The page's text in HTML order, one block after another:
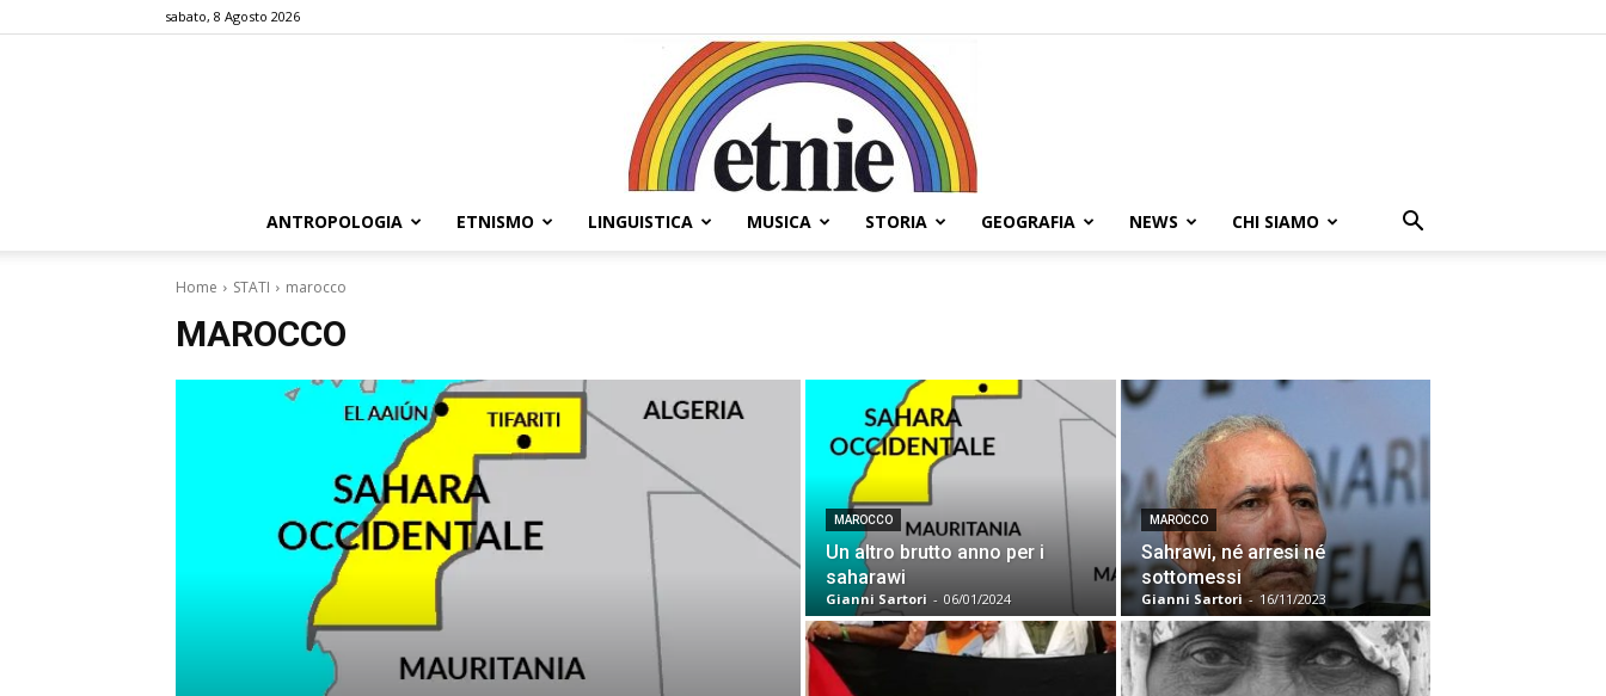
sabato, 8 Agosto 2026
ANTROPOLOGIA ETNISMO LINGUISTICA MUSICA STORIA GEOGRAFIA NEWS CHI SIAMO
Home STATI marocco
MAROCCO
MAROCCO
Un altro brutto anno per i
saharawi
Gianni Sartori - 06/01/2024
MAROCCO
Sahrawi, né arresi né
sottomessi
Gianni Sartori - 16/11/2023